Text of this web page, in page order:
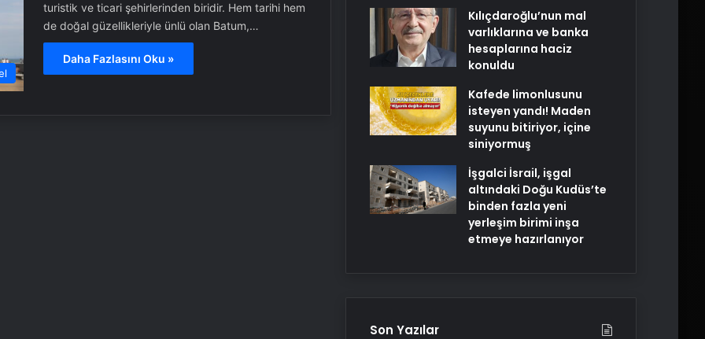
turistik ve ticari şehirlerinden biridir. Hem tarihi hem
de doğal güzellikleriyle ünlü olan Batum,…
Daha Fazlasını Oku »
Kılıçdaroğlu’nun mal
varlıklarına ve banka
hesaplarına haciz
konuldu
Kafede limonlusunu
isteyen yandı! Maden
suyunu bitiriyor, içine
siniyormuş
İşgalci İsrail, işgal
altındaki Doğu Kudüs’te
binden fazla yeni
yerleşim birimi inşa
etmeye hazırlanıyor
Son Yazılar